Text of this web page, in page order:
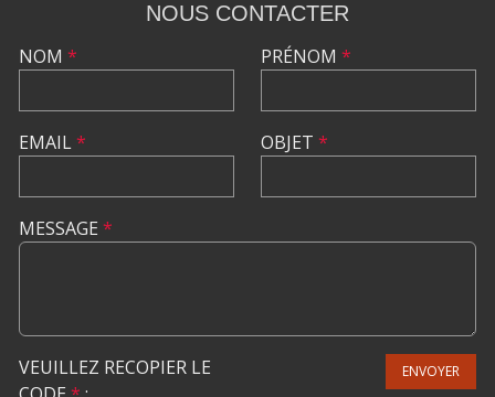
NOUS CONTACTER
NOM *
EMAIL*
PRÉNOM *
OBJET *
MESSAGE *
VEUILLEZ RECOPIER LE
ENVOYER